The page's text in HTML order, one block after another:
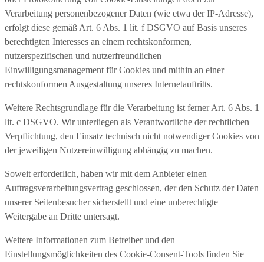
Verarbeitung personenbezogener Daten (wie etwa der IP-Adresse),
erfolgt diese gemäß Art. 6 Abs. 1 lit. f DSGVO auf Basis unseres
berechtigten Interesses an einem rechtskonformen,
nutzerspezifischen und nutzerfreundlichen
Einwilligungsmanagement für Cookies und mithin an einer
rechtskonformen Ausgestaltung unseres Internetauftritts.
Weitere Rechtsgrundlage für die Verarbeitung ist ferner Art. 6 Abs. 1
lit. c DSGVO. Wir unterliegen als Verantwortliche der rechtlichen
Verpflichtung, den Einsatz technisch nicht notwendiger Cookies von
der jeweiligen Nutzereinwilligung abhängig zu machen.
Soweit erforderlich, haben wir mit dem Anbieter einen
Auftragsverarbeitungsvertrag geschlossen, der den Schutz der Daten
unserer Seitenbesucher sicherstellt und eine unberechtigte
Weitergabe an Dritte untersagt.
Weitere Informationen zum Betreiber und den
Einstellungsmöglichkeiten des Cookie-Consent-Tools finden Sie